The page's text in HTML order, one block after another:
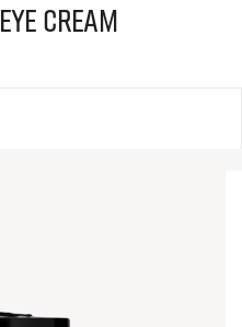
Cream